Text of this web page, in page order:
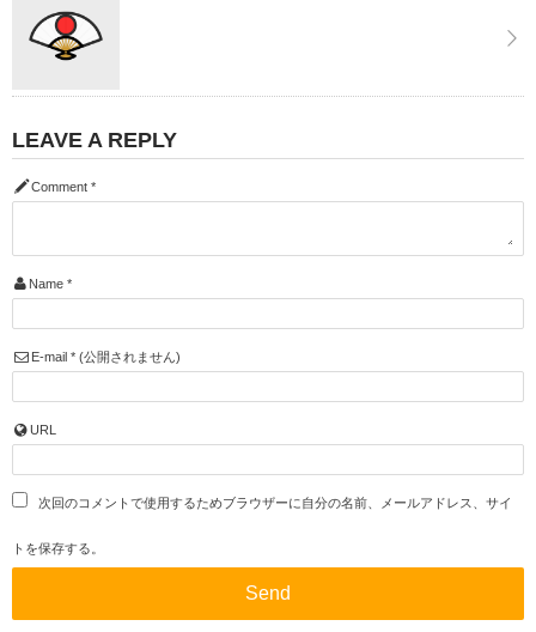
LEAVE A REPLY
Comment *
Name *
E-mail *(公開されません)
URL
次回のコメントで使用するためブラウザーに自分の名前、メールアドレス、サイ
トを保存する。